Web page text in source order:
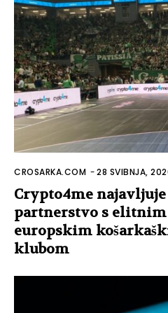
CROSARKA.COM -28 SVIBNJA,
Crypto4me najavljuje
partnerstvo s elitnim
europskim
klubom